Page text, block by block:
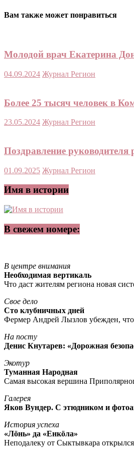
Вам также может понравиться
Молодой врач Екатерина
04.09.2024 Журнал Регион
Более 25 тысяч человек в
23.05.2024 Журнал Регион
Поздравление
01.09.2025 Журнал Регион
Имя в истории
В свежем номере:
В центре внимания
Необходимая вертикаль
Что даст жителям региона новая
Свое дело
Сто клубничных дней
Фермер Андрей Лызлов убежден,
На посту
Денис Кнутарев: «Дорожная
Экотур
Туманная Народная
Самая высокая вершина
Галерея
Яков Вундер. С этюдником и
История успеха
«Лöнь» да «Енкöла»
Неподалеку от Сыктывкара